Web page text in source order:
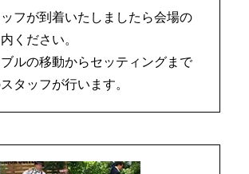
フが到着いたしましたら会場の
ください。
ルの移動からセッティングまで
タッフが行います。